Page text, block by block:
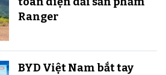
Ranger
BYD Việt Nam bắt tay